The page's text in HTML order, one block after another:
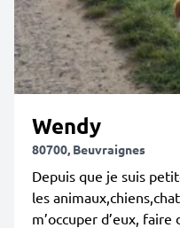
Wendy
80700, Beuvraignes
Depuis que je suis
les
m’occuper d’eux,